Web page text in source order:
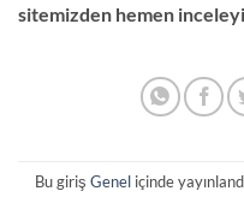
sitemizden hemen
Bu giriş Geneliçinde